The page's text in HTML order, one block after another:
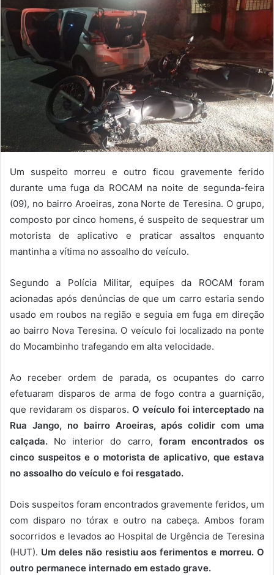
Um suspeito morreu e outro ficou gravemente ferido
durante uma fuga da ROCAM na noite de segunda-feira
(09), no bairro Aroeiras, zona Norte de Teresina. O grupo,
composto por cinco homens, é suspeito de sequestrar um
motorista de aplicativo e praticar assaltos enquanto
mantinha a vítima no assoalho do veículo.
Segundo a Polícia Militar, equipes da ROCAM foram
acionadas após denúncias de que um carro estaria sendo
usado em roubos na região e seguia em fuga em direção
ao bairro Nova Teresina. O veículo foi localizado na ponte
do Mocambinho trafegando em alta velocidade.
Ao receber ordem de parada, os ocupantes do carro
efetuaram disparos de arma de fogo contra a guarnição,
que revidaram os disparos. O veículo foi interceptado na
Rua Jango, no bairro Aroeiras, após colidir com uma
calçada. No interior do carro, foram encontrados os
cinco suspeitos e o motorista de aplicativo, que estava
no assoalho do veículo e foi resgatado.
Dois suspeitos foram encontrados gravemente feridos, um
com disparo no tórax e outro na cabeça. Ambos foram
socorridos e levados ao Hospital de Urgência de Teresina
(HUT). Um deles não resistiu aos ferimentos e morreu. O
outro permanece internado em estado grave.